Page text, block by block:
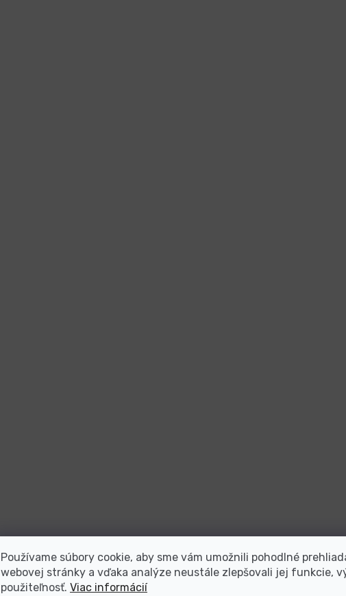
Používame súbory cookie, aby sme vám umožnili pohodlné
webovej stránky a vďaka analýze neustále zlepšovali jej funkcie,
použiteľnosť. Viac informácií